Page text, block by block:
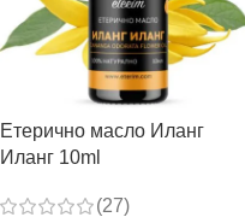
Етерично масло Иланг
Иланг 10ml
(27)